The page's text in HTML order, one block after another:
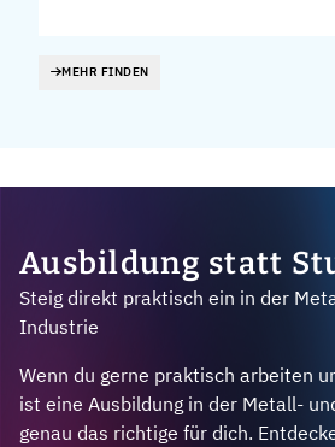
MEHR FINDEN
Ausbildung statt
Steig direkt praktisch ein in der
Industrie
Wenn du gerne praktisch arbeiten
ist eine Ausbildung in der Metall-
genau das richtige für dich.